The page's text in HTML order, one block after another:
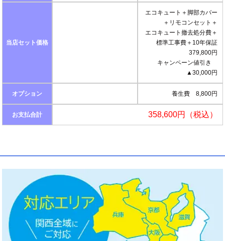
当店セット価格
エコキュート＋脚部カバー
＋リモコンセット＋
エコキュート撤去処分費＋
標準工事費＋10年保証
379,800円
キャンペーン値引き
▲30,000円
オプション 養生費 8,800円
お支払合計 358,600円（税込）